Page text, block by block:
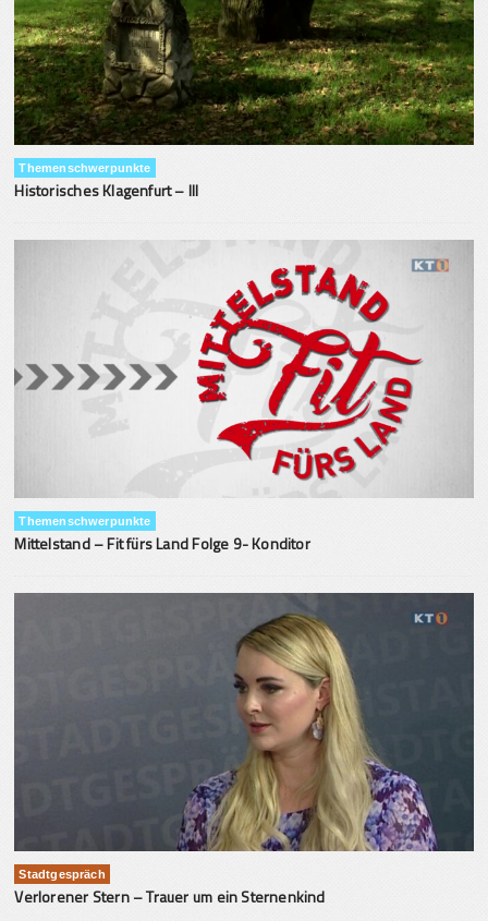
Themenschwerpunkte
Historisches Klagenfurt – III
Themenschwerpunkte
Mittelstand – Fit fürs Land Folge 9- Konditor
Stadtgespräch
Verlorener Stern – Trauer um ein Sternenkind